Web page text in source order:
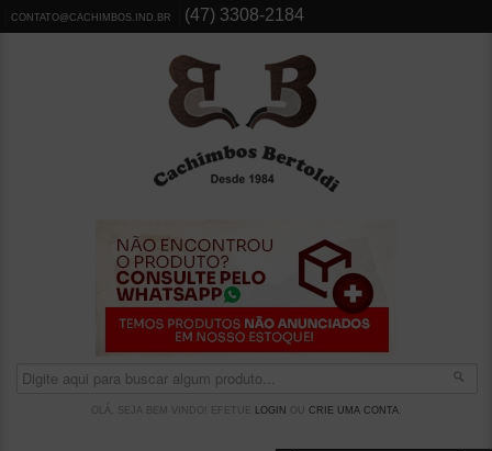
CONTATO@CACHIMBOS.IND.BR (47) 3308-2184
OLÁ, SEJA BEM VINDO! EFETUE LOGIN CRIE UMA CONTA.